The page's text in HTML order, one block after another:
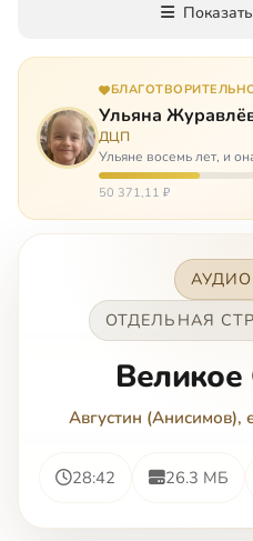
Ульяна
ДЦП
Ульяне восемь лет, и
многодетной семье. И с
Несколько операций,
50 371,11 ₽
ОТДЕЛЬНАЯ
Августин (Анисимов),
28:42 26.3 МБ